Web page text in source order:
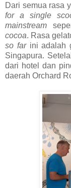
Dari semua rasa
for a single
mainstream
cocoa. Rasa
so farini adalah
Singapura.
dari hotel dan
daerah Orchard